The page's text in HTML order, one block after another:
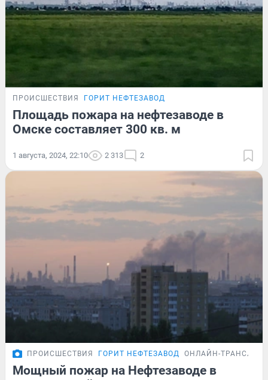
ПРОИСШЕСТВИЯ ГОРИТ НЕФТЕЗАВОД
Площадь пожара на нефтезаводе в
Омске составляет 300 кв. м
1 августа, 2024, 22:10 2 313 2
ПРОИСШЕСТВИЯ ГОРИТ НЕФТЕЗАВОД ОНЛАЙН-
Мощный пожар на Нефтезаводе в